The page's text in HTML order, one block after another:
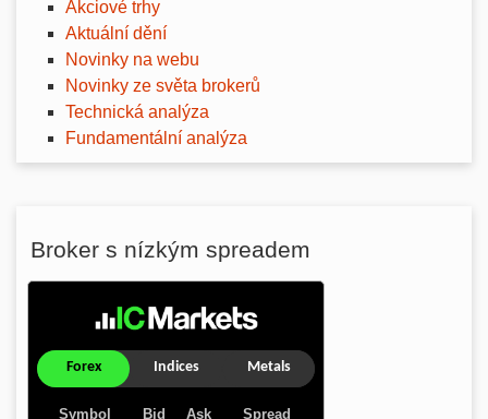
Akciové trhy
Aktuální dění
Novinky na webu
Novinky ze světa brokerů
Technická analýza
Fundamentální analýza
Broker s nízkým spreadem